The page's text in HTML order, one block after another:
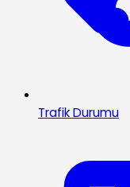
Trafik Durumu